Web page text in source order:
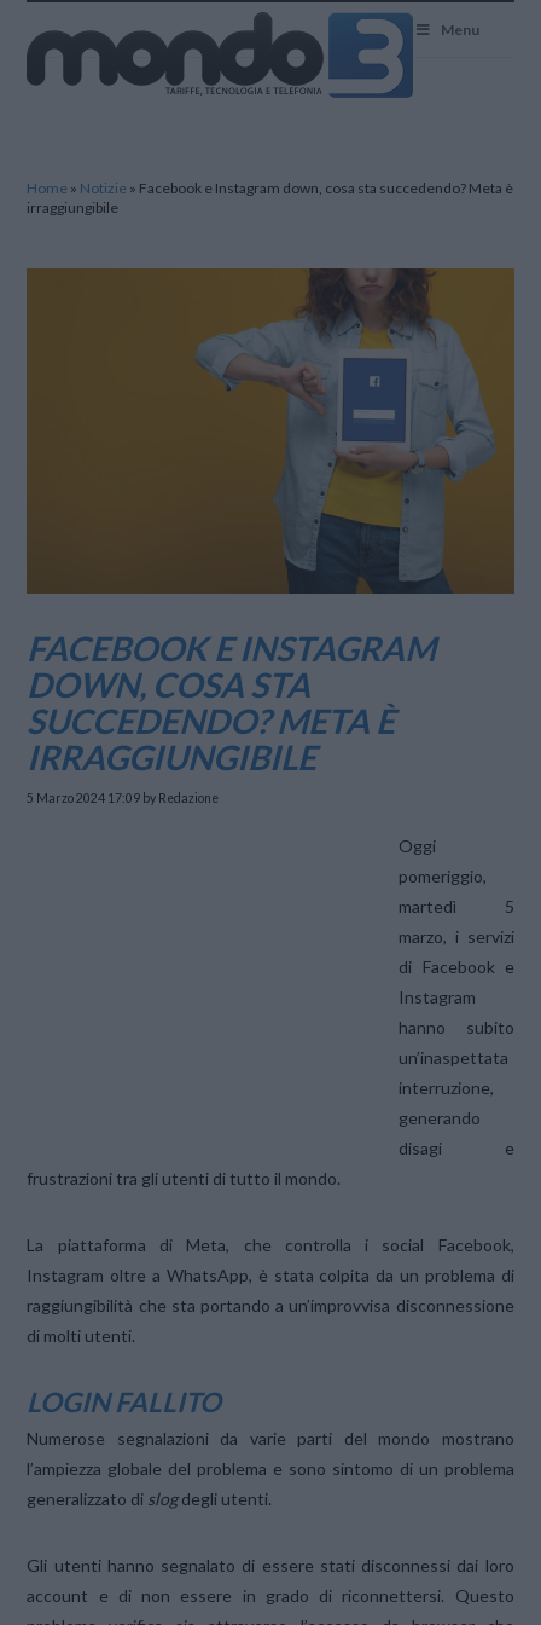
Menu
Home » Notizie » Facebook e Instagram down, cosa sta succedendo? Meta è
irraggiungibile
FACEBOOK E INSTAGRAM
DOWN, COSA STA
SUCCEDENDO? META È
IRRAGGIUNGIBILE
5 Marzo 2024 17:09 by Redazione
Oggi
pomeriggio,
martedì 5
marzo, i servizi
di Facebook e
Instagram
hanno subito
un’inaspettata
interruzione,
generando
disagi e
frustrazioni tra gli utenti di tutto il mondo.
La piattaforma di Meta, che controlla i social Facebook,
Instagram oltre a WhatsApp, è stata colpita da un problema di
raggiungibilità che sta portando a un’improvvisa disconnessione
di molti utenti.
LOGIN FALLITO
Numerose segnalazioni da varie parti del mondo mostrano
l’ampiezza globale del problema e sono sintomo di un problema
generalizzato di slogdegli utenti.
Gli utenti hanno segnalato di essere stati disconnessi dai loro
account e di non essere in grado di riconnettersi. Questo